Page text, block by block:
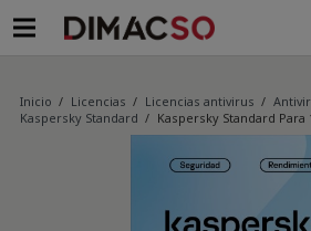
Inicio / Licencias / Licencias antivirus /
Kaspersky Standard / Kaspersky Standard Para
modal-